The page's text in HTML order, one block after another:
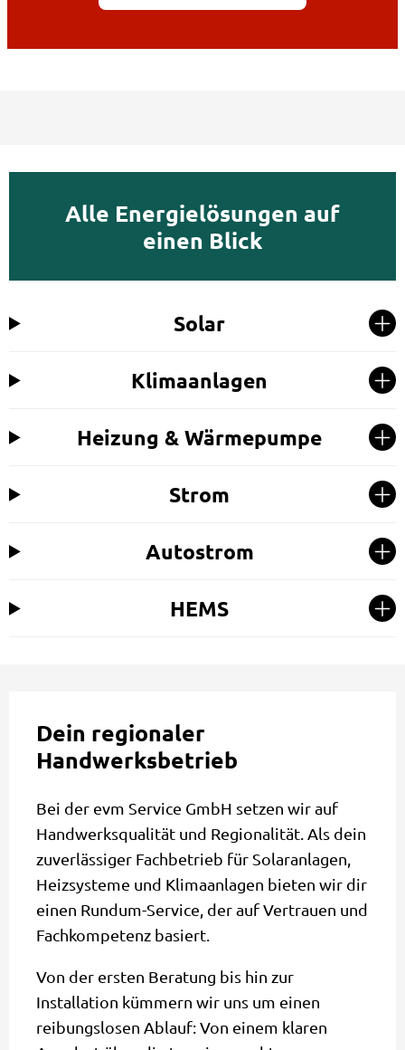
Alle Energielösungen auf
einen Blick
Solar
Klimaanlagen
Heizung & Wärmepumpe
Strom
Autostrom
HEMS
Dein regionaler
Handwerksbetrieb
Bei der evm Service GmbH setzen wir auf
Handwerksqualität und Regionalität. Als dein
zuverlässiger Fachbetrieb für Solaranlagen,
Heizsysteme und Klimaanlagen bieten wir dir
einen Rundum-Service, der auf Vertrauen und
Fachkompetenz basiert.
Von der ersten Beratung bis hin zur
Installation kümmern wir uns um einen
reibungslosen Ablauf: Von einem klaren